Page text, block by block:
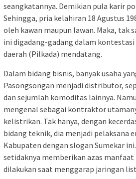
seangkatannya. Demikian pula karir
Sehingga, pria kelahiran 18 Agustus
oleh kawan maupun lawan. Maka, tak
ini digadang-gadang dalam
daerah (Pilkada) mendatang.
Dalam bidang bisnis, banyak usaha
Pasongsongan menjadi distributor,
dan sejumlah komoditas lainnya.
mengenal sebagai kontraktor
kelistrikan. Tak hanya, dengan
bidang teknik, dia menjadi pelaksana
Kabupaten dengan slogan Sumekar
setidaknya memberikan azas
dilakukan saat menggarap jaringan